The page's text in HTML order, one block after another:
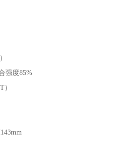
强度85%
）